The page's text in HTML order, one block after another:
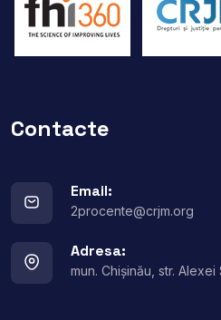
Contacte
Email:
2procente@crjm.org
Adresa:
mun. Chișinău, str. Alexei